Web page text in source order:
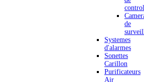
de
Systemes
d'alarmes
Sonettes
Carillon
Purificateurs
Air